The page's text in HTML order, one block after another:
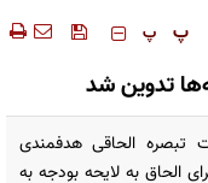
‍‍‍ پ پ
تدوین شد
تبصره الحاقی هدفمندی
الحاق به لایحه بودجه به